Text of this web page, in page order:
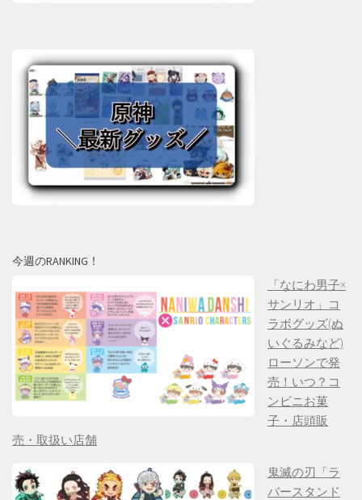
今週のRANKING！
「なにわ男子×
サンリオ」コ
ラボグッズ(ぬ
いぐるみなど)
ローソンで発
売！いつ？コ
ンビニお菓
子・店頭販
売・取扱い店舗
鬼滅の刃「ラ
バースタンド